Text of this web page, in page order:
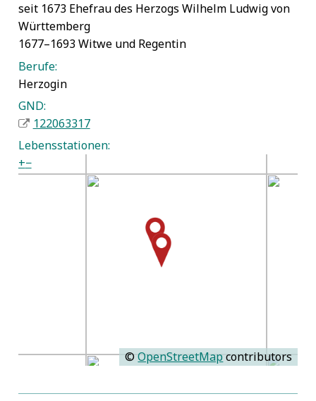
seit 1673 Ehefrau des Herzogs Wilhelm Ludwig von
Württemberg
1677–1693 Witwe und Regentin
Berufe:
Herzogin
GND:
122063317
Lebensstationen:
+−
©OpenStreetMap contributors